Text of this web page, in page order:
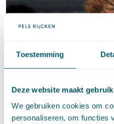
Toestemming
Deze website maakt
We gebruiken cookies om
personaliseren, om functies